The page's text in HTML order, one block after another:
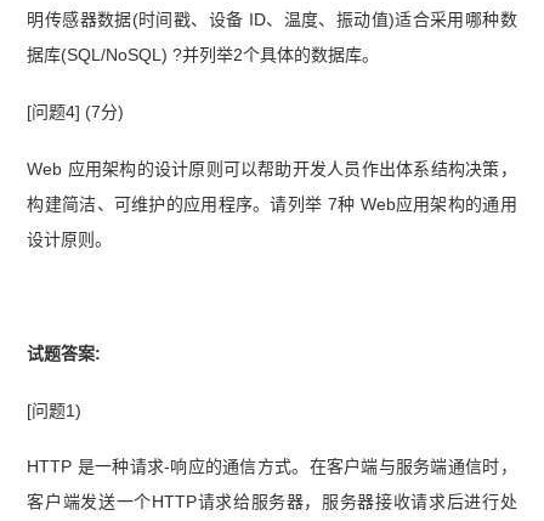
明传感器数据(时间戳、设备 ID、温度、振动值)适合采用哪种数
据库(SQL/NoSQL) ?并列举2个具体的数据库。
[问题4] (7分)
Web 应用架构的设计原则可以帮助开发人员作出体系结构决策，
构建简洁、可维护的应用程序。请列举 7种 Web应用架构的通用
设计原则。
试题答案:
[问题1)
HTTP 是一种请求-响应的通信方式。在客户端与服务端通信时，
客户端发送一个HTTP请求给服务器，服务器接收请求后进行处